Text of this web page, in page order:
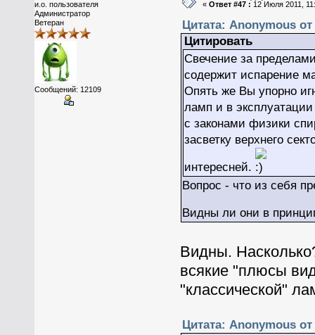
и.о. пользователя
Администратор
Ветеран
Сообщений: 12109
«Ответ #47 : 12 Июля 2011,
Цитата: Anonymous
Цитировать
Свечение за
содержит испарение
Опять же Вы упорно
ламп и в
с законами физики
засветку верхнего
интересней.
Вопрос - что из себя
Видны ли они в
Видны.
всякие "плюсы
"классической"
Цитата: Anonymous